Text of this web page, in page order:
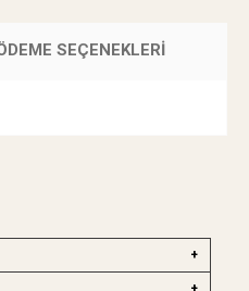
SEÇENEKLERI